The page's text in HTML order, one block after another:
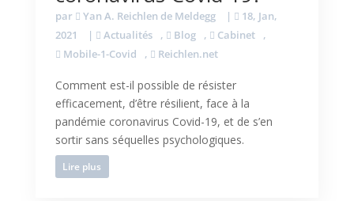
par Yan A. Reichlen de Meldegg |
18, Jan,
2021
| Actualités , Blog , Cabinet
,
Mobile-1-Covid
, Reichlen.net
Comment est-il possible de résister
efficacement, d’être résilient, face à la
pandémie coronavirus Covid-19, et de s’en
sortir sans séquelles psychologiques.
Lire plus